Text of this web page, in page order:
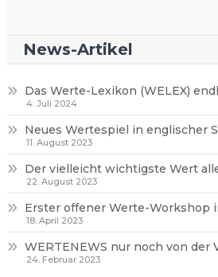
News-Artikel
Das Werte-Lexikon (WELEX)
4. Juli 2024
Neues Wertespiel in englischer
11. August 2023
Der vielleicht wichtigste Wert
22. August 2023
Erster offener Werte-Workshop
18. April 2023
WERTENEWS nur noch von der
24. Februar 2023